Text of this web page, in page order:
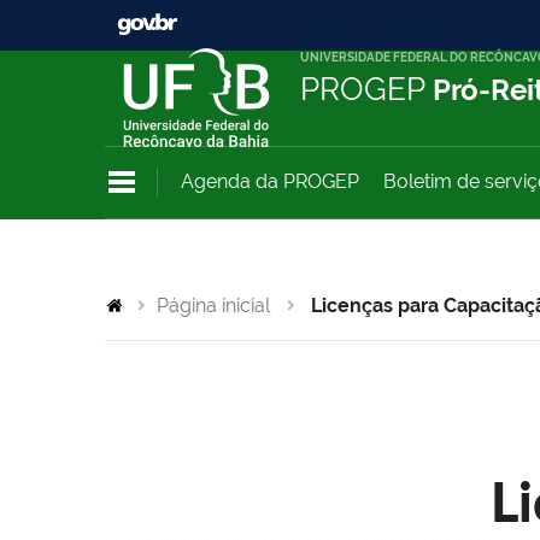
UNIVERSIDADE FEDERAL DO
PROGEP Pró-
Agenda da PROGEP Boletim de
Página inicial Licenças para